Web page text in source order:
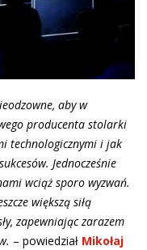
aby w
producenta stolarki
technologicznymi i jak
Jednocześnie
wciąż sporo wyzwań.
większą siłą
zapewniając zarazem
– powiedział Mikołaj